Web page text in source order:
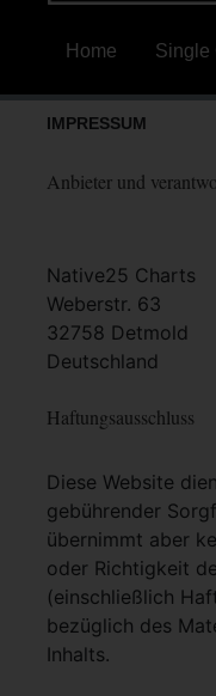
Home Single
IMPRESSUM
Anbieter und
Native25 Charts
Weberstr. 63
32758 Detmold
Deutschland
Haftungsausschluss
Diese Website
gebührender
übernimmt aber
oder Richtigkeit
(einschließlich
bezüglich des
Inhalts.